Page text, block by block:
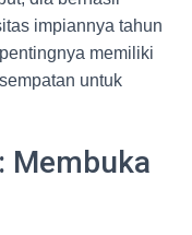
impiannya tahun
memiliki
untuk
Membuka